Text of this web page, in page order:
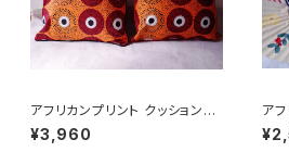
アフリカンプリント クッションカ
バー circles
¥3,960
ア
タ
スカ